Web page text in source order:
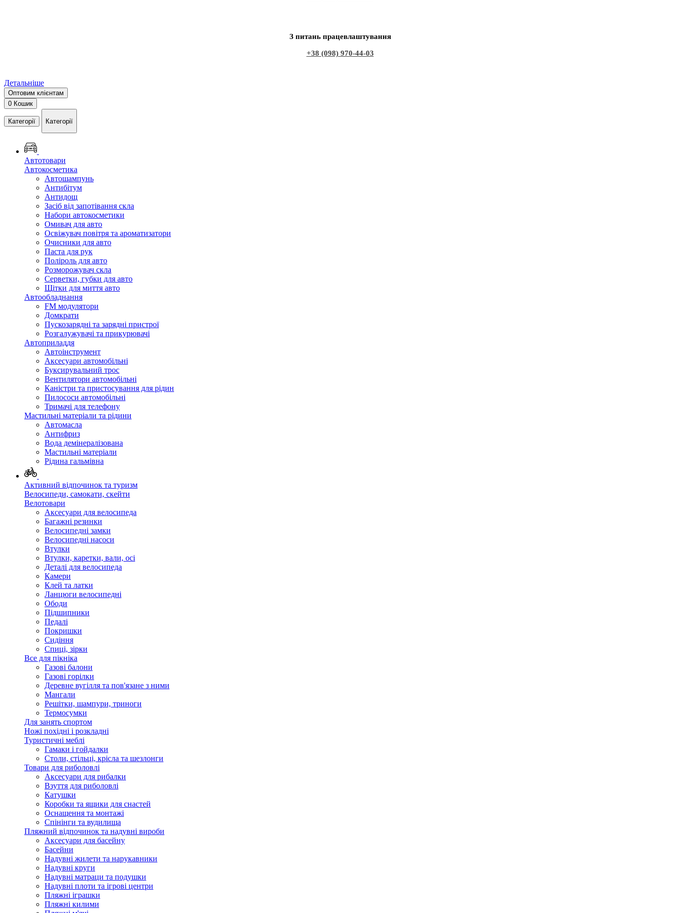
З питань працевлаштування
+38 (098) 970-44-03
Детальніше
Оптовим клієнтам
0 Кошик
Категорії Категорії
Автотовари
Автокосметика
Автошампунь
Антибітум
Антидощ
Засіб від запотівання скла
Набори автокосметики
Омивач для авто
Освіжувач повітря та ароматизатори
Очисники для авто
Паста для рук
Поліроль для авто
Розморожувач скла
Серветки, губки для авто
Щітки для миття авто
Автообладнання
FM модулятори
Домкрати
Пускозарядні та зарядні пристрої
Розгалужувачі та прикурювачі
Автоприладдя
Автоінструмент
Аксесуари автомобільні
Буксирувальний трос
Вентилятори автомобільні
Каністри та пристосування для рідин
Пилососи автомобільні
Тримачі для телефону
Мастильні матеріали та рідини
Автомасла
Антифриз
Вода демінералізована
Мастильні матеріали
Рідина гальмівна
Активний відпочинок та туризм
Велосипеди, самокати, скейти
Велотовари
Аксесуари для велосипеда
Багажні резинки
Велосипедні замки
Велосипедні насоси
Втулки
Втулки, каретки, вали, осі
Деталі для велосипеда
Камери
Клей та латки
Ланцюги велосипедні
Ободи
Підшипники
Педалі
Покришки
Сидіння
Спиці, зірки
Все для пікніка
Газові балони
Газові горілки
Деревне вугілля та пов'язане з ними
Мангали
Решітки, шампури, триноги
Термосумки
Для занять спортом
Ножі похідні і розкладні
Туристичні меблі
Гамаки і гойдалки
Столи, стільці, крісла та шезлонги
Товари для риболовлі
Аксесуари для рибалки
Взуття для риболовлі
Катушки
Коробки та ящики для снастей
Оснащення та монтажі
Спінінги та вудилища
Пляжний відпочинок та надувні вироби
Аксесуари для басейну
Басейни
Надувні жилети та нарукавники
Надувні круги
Надувні матраци та подушки
Надувні плоти та ігрові центри
Пляжні іграшки
Пляжні килими